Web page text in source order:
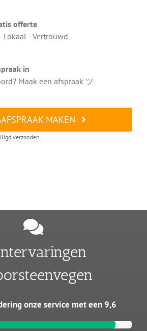
offerte
- Vertrouwd
in
Maak een afspraak ツ
MAKEN
verzonden
onze service met een 9,6